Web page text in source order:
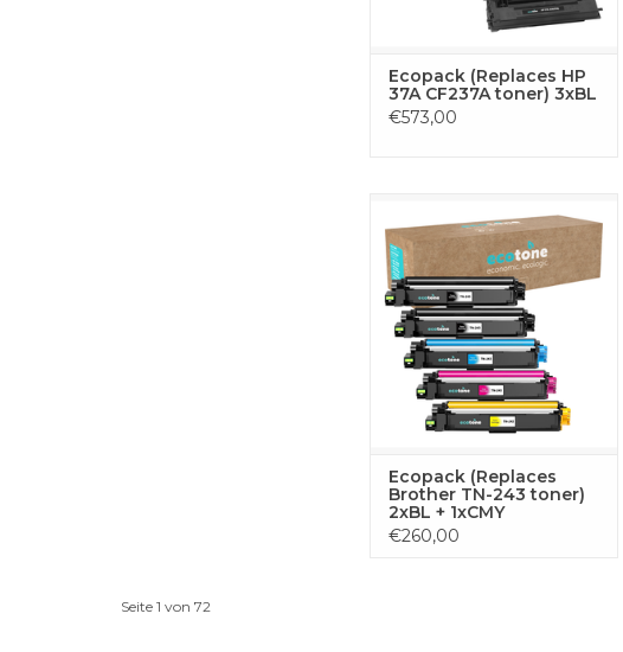
Ecopack (Replaces HP
37A CF237A toner) 3xBL
€573,00
alle vier kleuren die je nodig hebt
voor ononderbroken printen
met je Brother printer. De set
bestaat uit 2x zwart, 1x cyaan, 1x
geel en 1x magenta toners,
geoptimaliseerd voor uitstekende
prestaties en scherpe resultaten.
Ecopack (Replaces
Brother TN-243 toner)
2xBL + 1xCMY
€260,00
Seite 1 von 72